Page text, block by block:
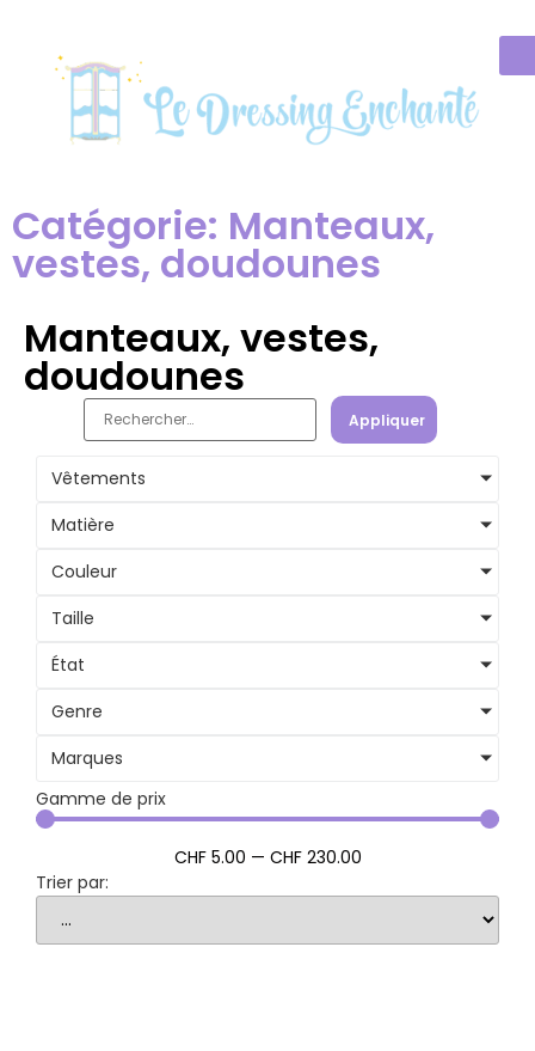
Catégorie: Manteaux,
vestes, doudounes
Manteaux, vestes,
doudounes
Appliquer
Vêtements
Matière
Couleur
Taille
État
Genre
Marques
Gamme de prix
CHF 5.00 — CHF 230.00
Trier par: